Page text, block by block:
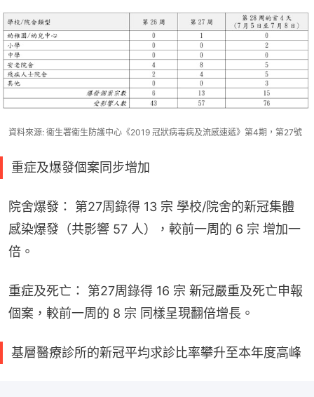
資料來源: 衞生署衞生防護中心《2019 冠狀病毒病及流感速遞》第4期，第27號
重症及爆發個案同步增加
院舍爆發： 第27周錄得 13 宗 學校/院舍的新冠集體
感染爆發（共影響 57 人），較前一周的 6 宗 增加一
倍。
重症及死亡： 第27周錄得 16 宗 新冠嚴重及死亡申報
個案，較前一周的 8 宗 同樣呈現翻倍增長。
基層醫療診所的新冠平均求診比率攀升至本年度高峰